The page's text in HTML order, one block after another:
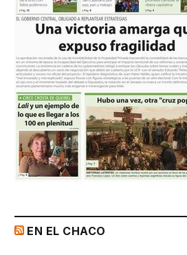
EN EL CHACO